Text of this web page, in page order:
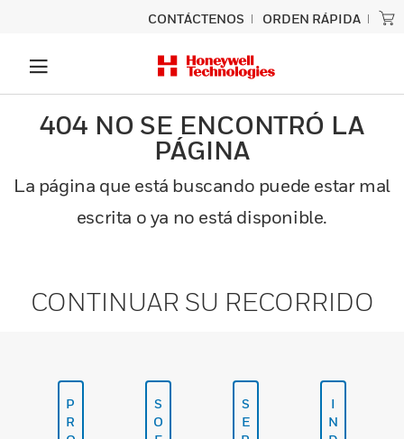
CONTÁCTENOS ORDEN RÁPIDA
404 NO SE ENCONTRÓ LA
PÁGINA
La página que está buscando puede estar mal
escrita o ya no está disponible.
CONTINUAR SU RECORRIDO
P
R
S
O
S
E
I
N